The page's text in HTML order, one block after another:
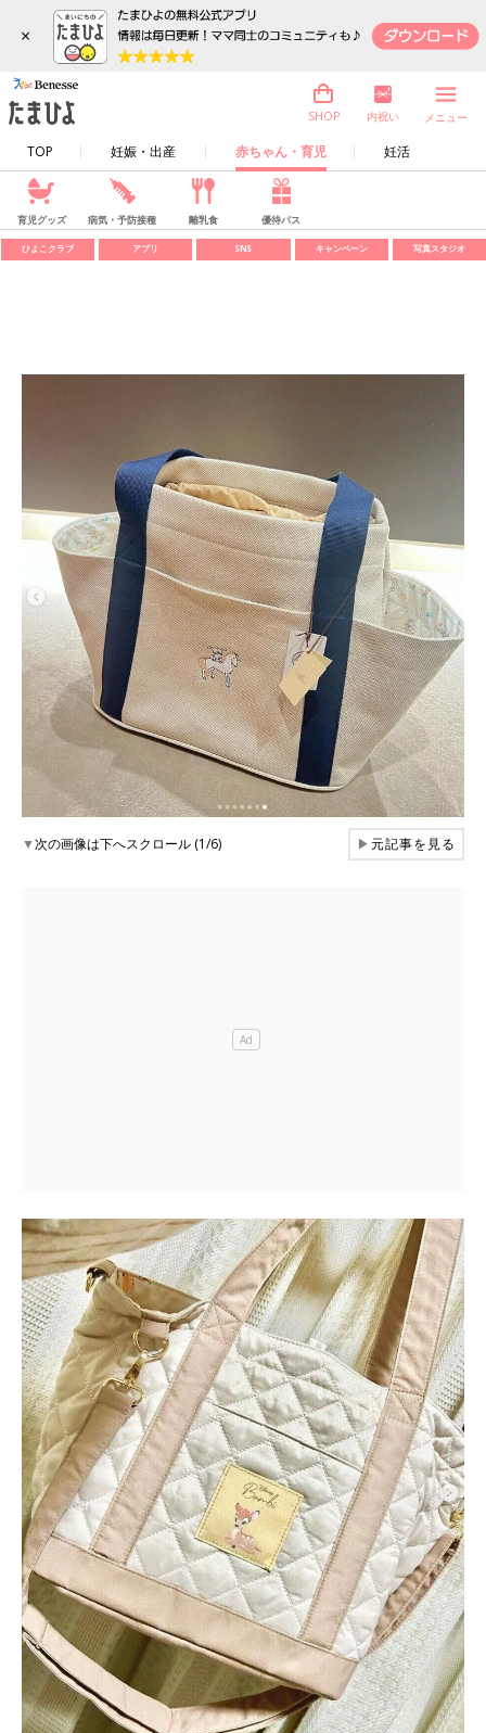
×
TOP 妊娠・出産 赤ちゃん・育児 妊活
SHOP 内祝い メニュー
育児グッズ 病気・予防接種 離乳食 優待パス
ひよこクラブ アプリ SNS キャンペーン 写真スタジオ
▼次の画像は下へスクロール (1/6) ▶元記事を見る